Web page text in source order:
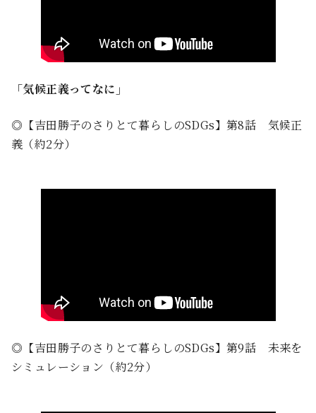
「気候正義ってなに」
◎【吉田勝子のさりとて暮らしのSDGs】第8話 気候正
義（約2分）
◎【吉田勝子のさりとて暮らしのSDGs】第9話 未来を
シミュレーション（約2分）